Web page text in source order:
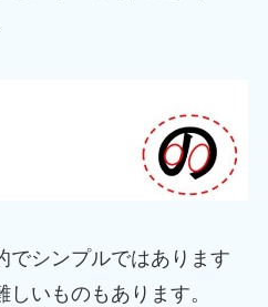
でシンプルではあります
いものもあります。